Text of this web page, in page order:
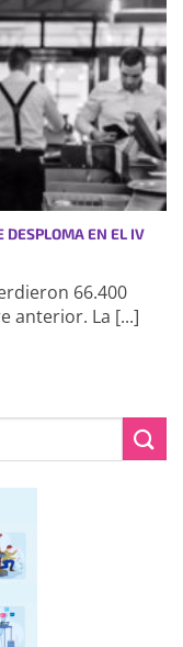
DESPLOMA EN EL IV
66.400
anterior. La [...]